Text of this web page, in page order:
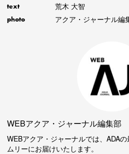
text 荒木 大智
photo アクア・ジャーナル編
WEBアクア・ジャーナル編集部
WEBアクア・ジャーナルでは、ADA
ムリーにお届けいたします。